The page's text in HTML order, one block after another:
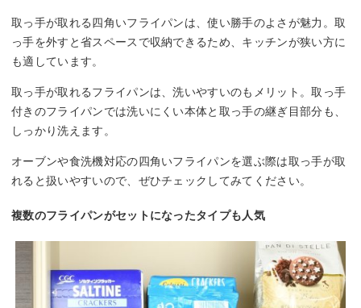
取っ手が取れる四角いフライパンは、使い勝手のよさが魅力。取
っ手を外すと省スペースで収納できるため、キッチンが狭い方に
も適しています。
取っ手が取れるフライパンは、洗いやすいのもメリット。取っ手
付きのフライパンでは洗いにくい本体と取っ手の継ぎ目部分も、
しっかり洗えます。
オーブンや食洗機対応の四角いフライパンを選ぶ際は取っ手が取
れると扱いやすいので、ぜひチェックしてみてください。
複数のフライパンがセットになったタイプも人気